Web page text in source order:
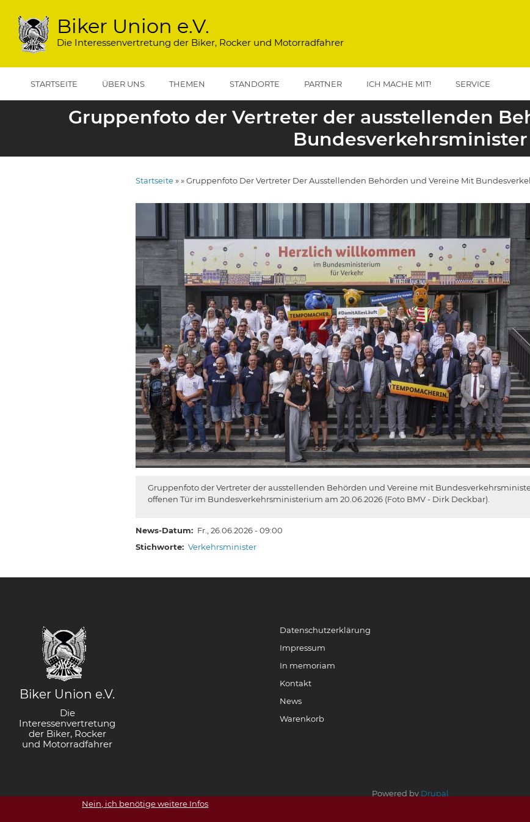
Inhalt
Biker Union e.V.
Die Interessenvertretung der Biker, Rocker und Motorradfahrer
STARTSEITE ÜBER UNS THEMEN STANDORTE PARTNER ICH MACHE MIT! SERVICE
Gruppenfoto der Vertreter der ausstellenden
Bundesverkehrsminister
Startseite Gruppenfoto Der Vertreter Der Ausstellenden Behörden und Vereine Mit
Gruppenfoto der Vertreter der ausstellenden Behörden und Vereine mit
offenen Tür im Bundesverkehrsministerium am 20.06.2026 (Foto BMV - Dirk Deckbar).
News-Datum
Fr., 26.06.2026 - 09:00
Stichworte
Verkehrsminister
Biker Union e.V.
Die
Interessenvertretung
der Biker, Rocker
und Motorradfahrer
Datenschutzerklärung
Impressum
In memoriam
Kontakt
News
Warenkorb
Powered by Drupal
Nein, ich benötige weitere Infos